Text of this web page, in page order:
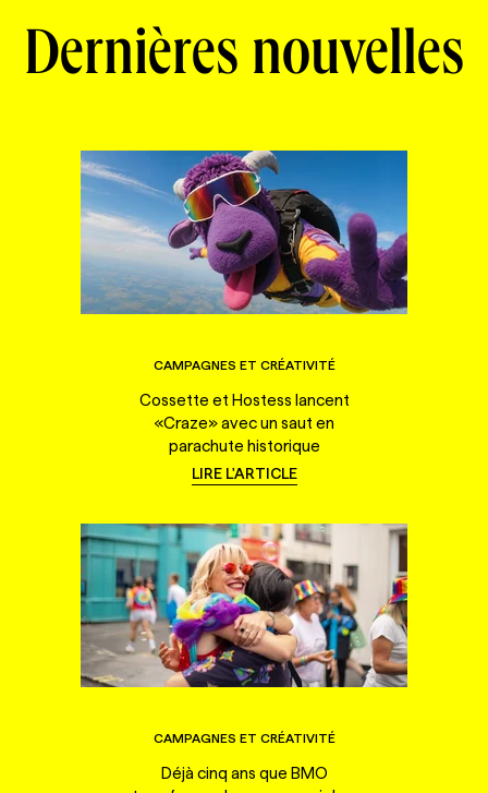
Dernières nouvelles
CAMPAGNES ET CRÉATIVITÉ
Cossette et Hostess lancent
«Craze» avec un saut en
parachute historique
LIRE L'ARTICLE
CAMPAGNES ET CRÉATIVITÉ
Déjà cinq ans que BMO